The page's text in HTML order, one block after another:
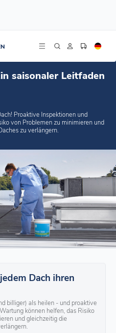
zur Dachwartung
saisonaler Leitfaden
Proaktive Inspektionen und
von Problemen zu minimieren und
zu verlängern.
Dach ihren
billiger) als heilen - und proaktive
können helfen, das Risiko
und gleichzeitig die